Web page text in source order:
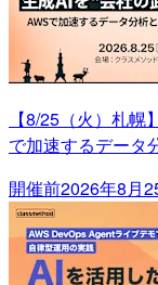
【8/25（火）札
で加速するデータ
開催前2026年8月